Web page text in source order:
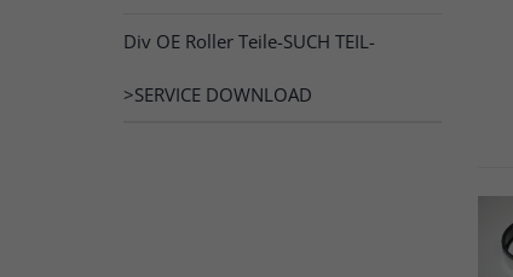
Div OE Roller Teile-SUCH TEIL-
>SERVICE DOWNLOAD